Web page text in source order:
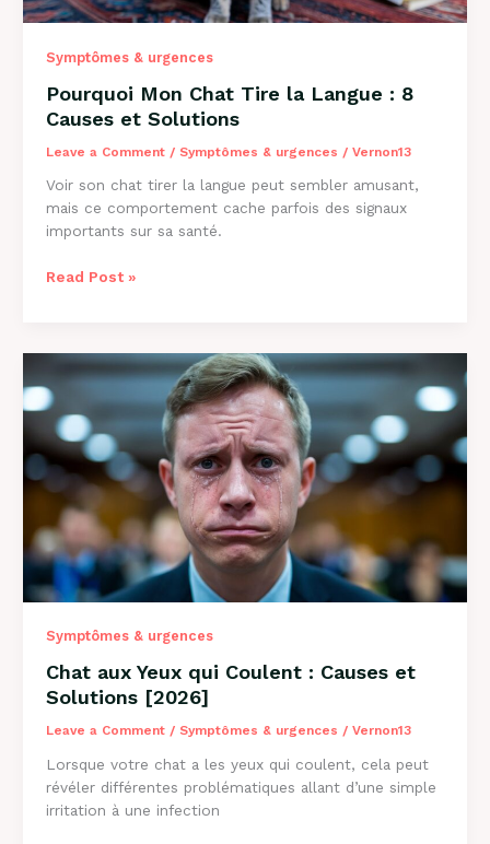
Symptômes & urgences
Pourquoi Mon Chat Tire la Langue : 8
Causes et Solutions
Leave a Comment / Symptômes & urgences / Vernon13
Voir son chat tirer la langue peut sembler amusant,
mais ce comportement cache parfois des signaux
importants sur sa santé.
Pourquoi
Langue
:
8
Causes
et
Solutions
Read Post »
Symptômes & urgences
Chat aux Yeux qui Coulent : Causes et
Solutions [2026]
Leave a Comment / Symptômes & urgences / Vernon13
Lorsque votre chat a les yeux qui coulent, cela peut
révéler différentes problématiques allant d’une simple
irritation à une infection